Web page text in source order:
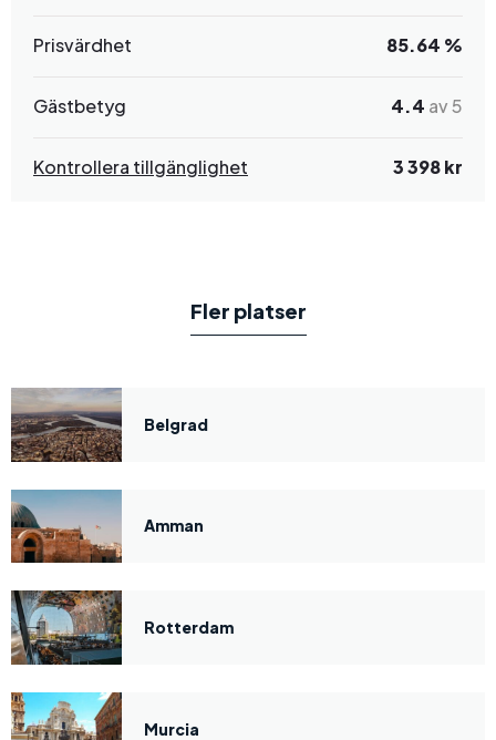
Prisvärdhet 85.64 %
Gästbetyg 4.4 av 5
Kontrollera tillgänglighet 3 398 kr
Fler platser
Belgrad
Amman
Rotterdam
Murcia